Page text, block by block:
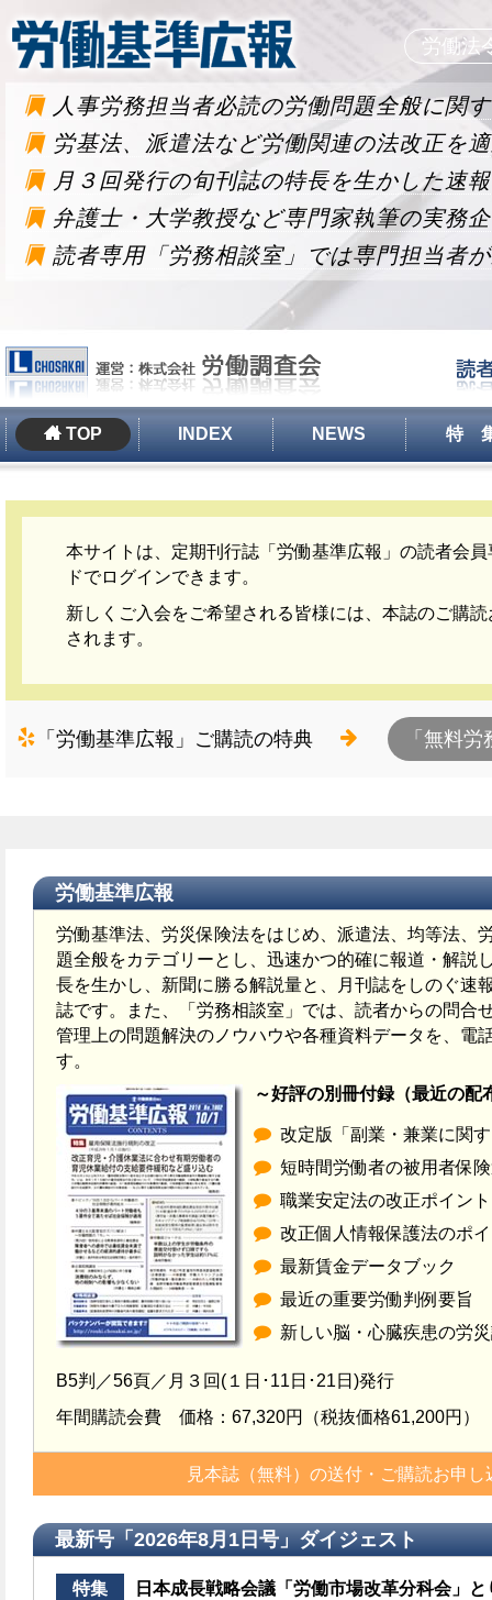
労働法
人事労務担当者必読の労働問題全般に関
労基法、派遣法など労働関連の法改正を
月３回発行の旬刊誌の特長を生かした速
弁護士・大学教授など専門家執筆の実務
読者専用「労務相談室」では専門担当者
TOP INDEX NEWS 特
本サイトは、定期刊行誌「労働基準広報」の読者会
ドでログインできます。
新しくご入会をご希望される皆様には、本誌のご購
されます。
「労働基準広報」ご購読の特典 「無料
労働基準広報
労働基準法、労災保険法をはじめ、派遣法、均等法、
題全般をカテゴリーとし、迅速かつ的確に報道・解説
長を生かし、新聞に勝る解説量と、月刊誌をしのぐ速
誌です。また、「労務相談室」では、読者からの問合
管理上の問題解決のノウハウや各種資料データを、電
す。
～好評の別冊付録（最近の配
改定版「副業・兼業に関
短時間労働者の被用者保
職業安定法の改正ポイント
改正個人情報保護法のポ
最新賃金データブック
最近の重要労働判例要旨
新しい脳・心臓疾患の労
B5判／56頁／月３回(１日･11日･21日)発行
年間購読会費 価格：67,320円（税抜価格61,200円）
見本誌（無料）の送付・ご購読お申し
最新号「2026年8月1日号」ダイジェスト
特集 日本成長戦略会議「労働市場改革分科会」と